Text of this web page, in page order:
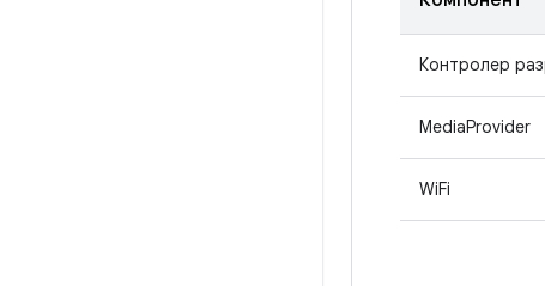
Контролер
MediaProvider
WiFi